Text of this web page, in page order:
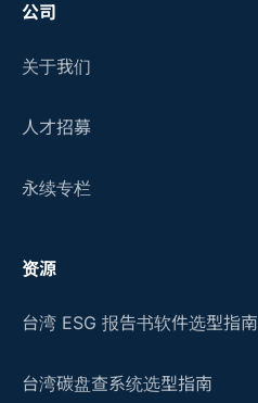
公司
关于我们
人才招募
永续专栏
资源
台湾 ESG 报告书软件选型指南
台湾碳盘查系统选型指南